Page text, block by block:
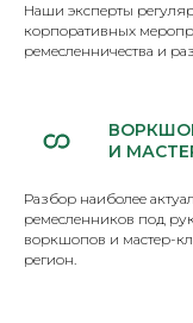
Наши эксперты
корпоративных
ремесленничества и
И
Разбор наиболее
ремесленников под
воркшопов и мастер-
регион.